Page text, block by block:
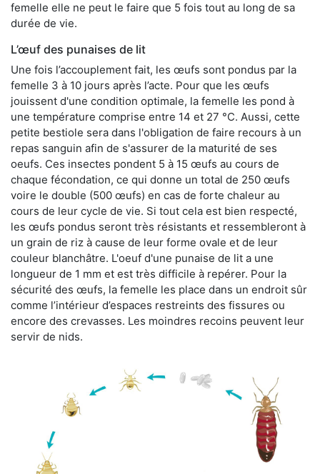
femelle elle ne peut le faire que 5 fois tout au long de sa
durée de vie.
L’œuf des punaises de lit
Une fois l’accouplement fait, les œufs sont pondus par la
femelle 3 à 10 jours après l’acte. Pour que les œufs
jouissent d'une condition optimale, la femelle les pond à
une température comprise entre 14 et 27 °C. Aussi, cette
petite bestiole sera dans l'obligation de faire recours à un
repas sanguin afin de s'assurer de la maturité de ses
oeufs. Ces insectes pondent 5 à 15 œufs au cours de
chaque fécondation, ce qui donne un total de 250 œufs
voire le double (500 œufs) en cas de forte chaleur au
cours de leur cycle de vie. Si tout cela est bien respecté,
les œufs pondus seront très résistants et ressembleront à
un grain de riz à cause de leur forme ovale et de leur
couleur blanchâtre. L'oeuf d'une punaise de lit a une
longueur de 1 mm et est très difficile à repérer. Pour la
sécurité des œufs, la femelle les place dans un endroit sûr
comme l’intérieur d’espaces restreints des fissures ou
encore des crevasses. Les moindres recoins peuvent leur
servir de nids.